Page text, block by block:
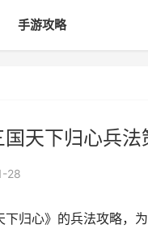
手游攻略
国天下归心兵
28
归心》的兵法攻略，